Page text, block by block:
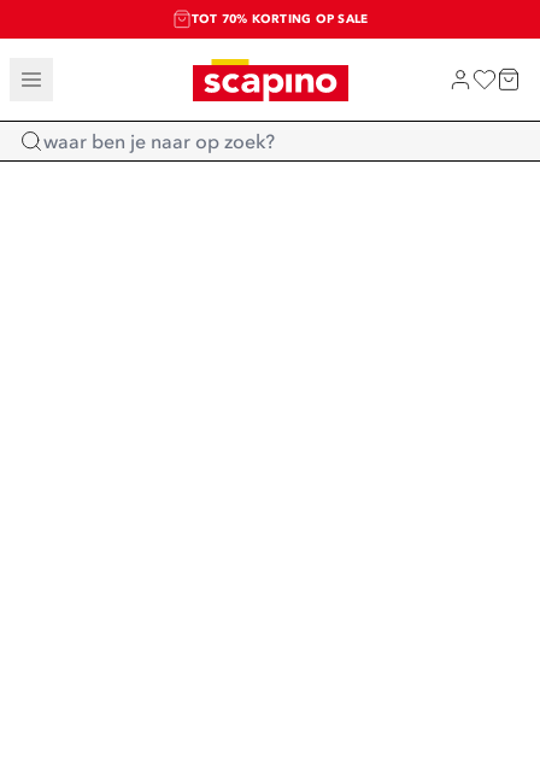
TOT 70% KORTING OP SALE
SALE: LAATSTE KANS!
SHOP NIEUW
Home